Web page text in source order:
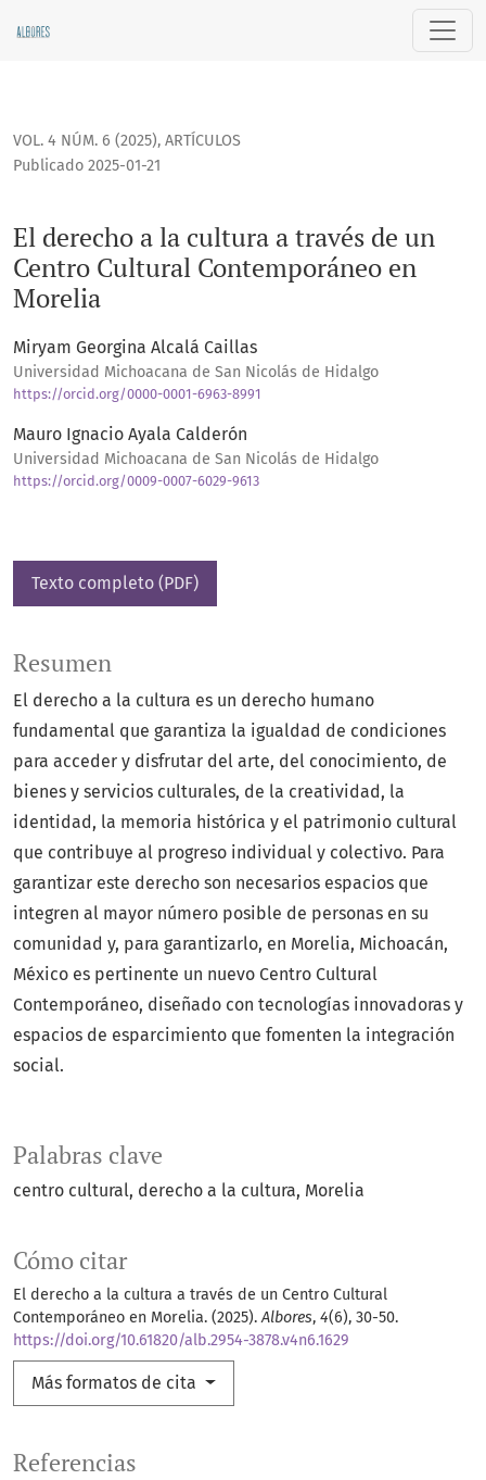
El derecho a la cultura a través de un Centro Cultural
VOL. 4 NÚM. 6 (2025), ARTÍCULOS
El derecho a la cultura a través de un
Centro Cultural Contemporáneo en
Morelia
Publicado 2025-01-21
Miryam Georgina Alcalá Caillas
Universidad Michoacana de San Nicolás de Hidalgo
https://orcid.org/0000-0001-6963-8991
Mauro Ignacio Ayala Calderón
Universidad Michoacana de San Nicolás de Hidalgo
https://orcid.org/0009-0007-6029-9613
Texto completo (PDF)
Palabras clave
centro cultural derecho a la cultura Morelia
Cómo citar
El derecho a la cultura a través de un Centro Cultural
Contemporáneo en Morelia. (2025).Albores, 4(6), 30-50.
https://doi.org/10.61820/alb.2954-3878.v4n6.1629
Más formatos de cita
Resumen
El derecho a la cultura es un derecho humano
fundamental que garantiza la igualdad de condiciones
para acceder y disfrutar del arte, del conocimiento, de
bienes y servicios culturales, de la creatividad, la
identidad, la memoria histórica y el patrimonio cultural
que contribuye al progreso individual y colectivo. Para
garantizar este derecho son necesarios espacios que
integren al mayor número posible de personas en su
comunidad y, para garantizarlo, en Morelia, Michoacán,
México es pertinente un nuevo Centro Cultural
Contemporáneo, diseñado con tecnologías innovadoras y
espacios de esparcimiento que fomenten la integración
social.
Referencias